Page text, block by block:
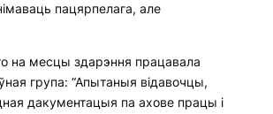
пацярпелага, але
на месцы здарэння працавала
група: “Апытаныя відавочцы,
дакументацыя па ахове працы і